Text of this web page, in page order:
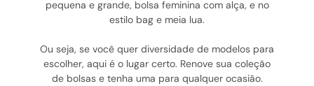
pequena e grande, bolsa feminina com alça, e no
estilo bag e meia lua.
Ou seja, se você quer diversidade de modelos para
escolher, aqui é o lugar certo. Renove sua coleção
de bolsas e tenha uma para qualquer ocasião.